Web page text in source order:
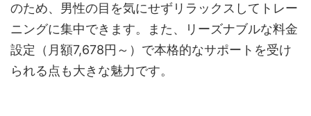
のため、男性の目を気にせずリラックスしてトレー
ニングに集中できます。また、リーズナブルな料金
設定（月額7,678円～）で本格的なサポートを受け
られる点も大きな魅力です。